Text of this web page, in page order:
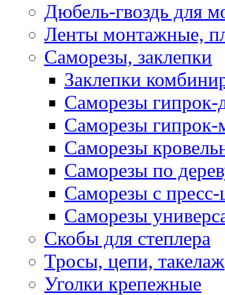
Дюбель-гвоздь для
Ленты монтажные,
Саморезы, заклепки
Заклепки
Саморезы гипрок-
Саморезы гипрок-
Саморезы
Саморезы по
Саморезы с
Саморезы
Скобы для степлера
Тросы, цепи, такелаж
Уголки крепежные